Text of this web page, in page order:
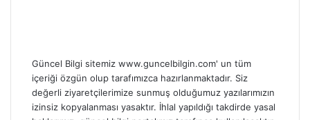
Güncel Bilgi sitemiz www.guncelbilgin.com' un tüm
içeriği özgün olup tarafımızca hazırlanmaktadır. Siz
değerli ziyaretçilerimize sunmuş olduğumuz yazılarımızın
izinsiz kopyalanması yasaktır. İhlal yapıldığı takdirde yasal